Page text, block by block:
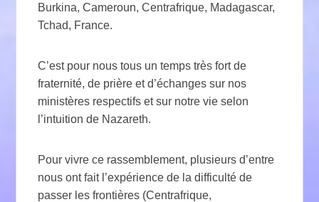
Burkina, Cameroun, Centrafrique, Madagascar,
Tchad, France.
C’est pour nous tous un temps très fort de
fraternité, de prière et d’échanges sur nos
ministères respectifs et sur notre vie selon
l’intuition de Nazareth.
Pour vivre ce rassemblement, plusieurs d’entre
nous ont fait l’expérience de la difficulté de
passer les frontières (Centrafrique,